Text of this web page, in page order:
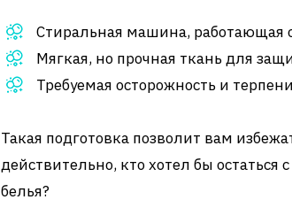
Стиральная машина, работающая
Мягкая, но прочная ткань для
Требуемая осторожность и
Такая подготовка позволит вам
действительно, кто хотел бы
белья?